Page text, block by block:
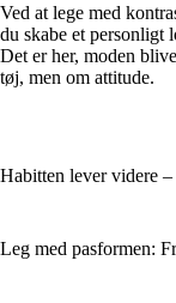
Ved at lege med
du skabe et personligt
Det er her, moden
tøj, men om attitude.
Habitten lever videre
Leg med pasformen: